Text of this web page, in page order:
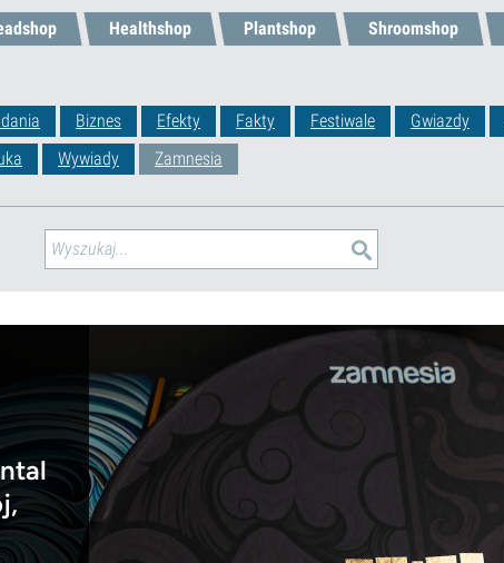
Healthshop Plantshop Shroomshop
Biznes Efekty Fakty Festiwale Gwiazdy
Wywiady Zamnesia